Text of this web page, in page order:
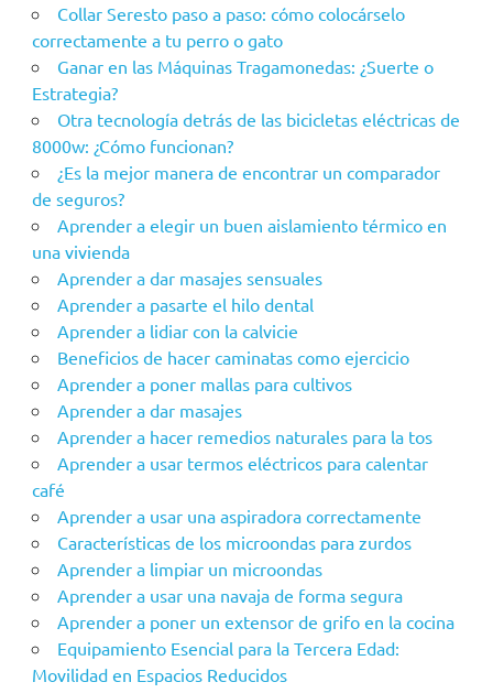
Collar Seresto paso a paso: cómo colocárselo
correctamente a tu perro o gato
Ganar en las Máquinas Tragamonedas: ¿Suerte o
Estrategia?
Otra tecnología detrás de las bicicletas eléctricas de
8000w: ¿Cómo funcionan?
¿Es la mejor manera de encontrar un comparador
de seguros?
Aprender a elegir un buen aislamiento térmico en
una vivienda
Aprender a dar masajes sensuales
Aprender a pasarte el hilo dental
Aprender a lidiar con la calvicie
Beneficios de hacer caminatas como ejercicio
Aprender a poner mallas para cultivos
Aprender a dar masajes
Aprender a hacer remedios naturales para la tos
Aprender a usar termos eléctricos para calentar
café
Aprender a usar una aspiradora correctamente
Características de los microondas para zurdos
Aprender a limpiar un microondas
Aprender a usar una navaja de forma segura
Aprender a poner un extensor de grifo en la cocina
Equipamiento Esencial para la Tercera Edad:
Movilidad en Espacios Reducidos